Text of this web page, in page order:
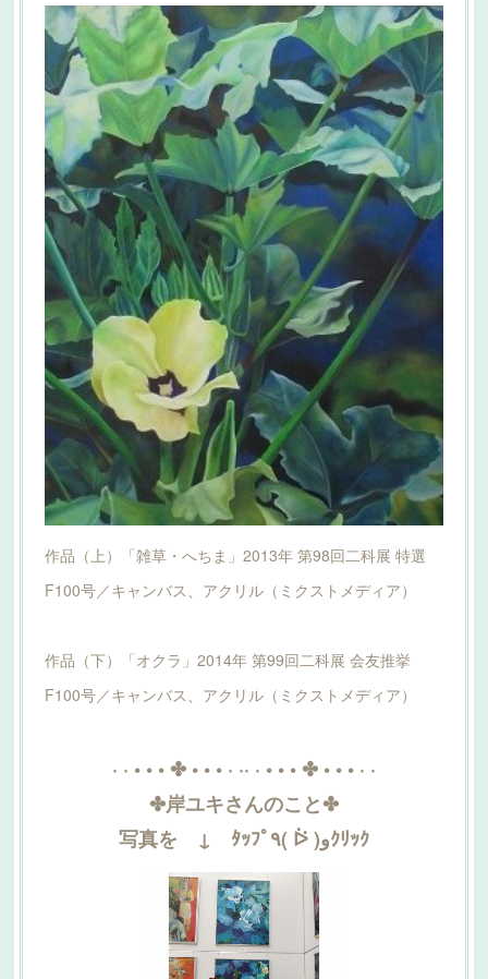
作品（上）「雑草・へちま」2013年 第98回二科展 特選
F100号／キャンバス、アクリル（ミクストメディア）
作品（下）「オクラ」2014年 第99回二科展 会友推挙
F100号／キャンバス、アクリル（ミクストメディア）
· · • • • ✤ • • • · ·· · • • • ✤ • • • · ·
✤岸ユキさんのこと✤
写真を ↓ ﾀｯﾌﾟ٩( ᐖ )وｸﾘｯｸ